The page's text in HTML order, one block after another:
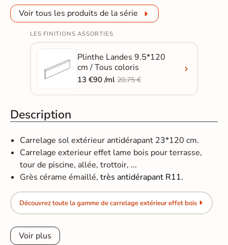
Voir tous les produits de la série
LES FINITIONS ASSORTIES
Plinthe Landes 9.5*120
cm / Tous coloris
13 €90 /ml20,75 €
Description
Carrelage sol extérieur antidérapant 23*120 cm.
Carrelage exterieur effet lame bois pour terrasse,
tour de piscine, allée, trottoir, ...
Grès cérame émaillé,très antidérapant R11.
Découvrez toute la gamme de carrelage extérieur effet bois
Voir plus